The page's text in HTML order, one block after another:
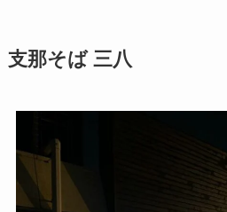
支那そば 三八